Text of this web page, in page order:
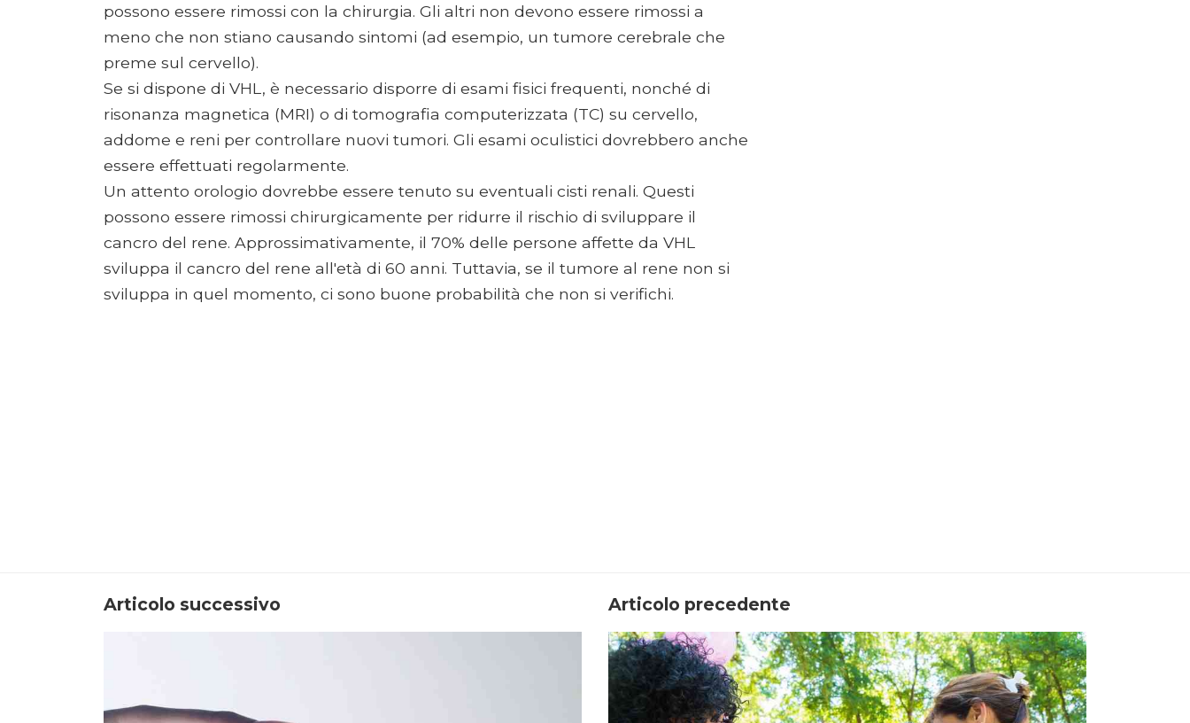
possono essere rimossi con la chirurgia. Gli altri non devono essere rimossi a
meno che non stiano causando sintomi (ad esempio, un tumore cerebrale che
preme sul cervello).
Se si dispone di VHL, è necessario disporre di esami fisici frequenti, nonché di
risonanza magnetica (MRI) o di tomografia computerizzata (TC) su cervello,
addome e reni per controllare nuovi tumori. Gli esami oculistici dovrebbero anche
essere effettuati regolarmente.
Un attento orologio dovrebbe essere tenuto su eventuali cisti renali. Questi
possono essere rimossi chirurgicamente per ridurre il rischio di sviluppare il
cancro del rene. Approssimativamente, il 70% delle persone affette da VHL
sviluppa il cancro del rene all'età di 60 anni. Tuttavia, se il tumore al rene non si
sviluppa in quel momento, ci sono buone probabilità che non si verifichi.
Articolo successivo Articolo precedente